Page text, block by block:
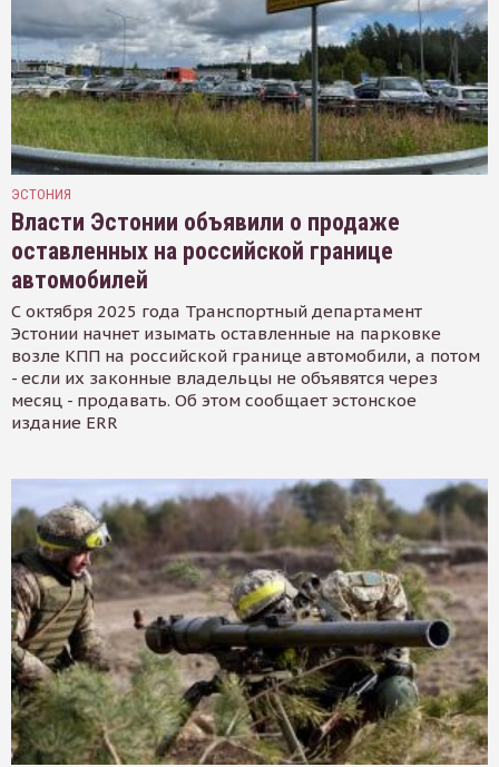
ЭСТОНИЯ
Власти Эстонии объявили о продаже
оставленных на российской границе
автомобилей
С октября 2025 года Транспортный департамент
Эстонии начнет изымать оставленные на парковке
возле КПП на российской границе автомобили, а потом
- если их законные владельцы не объявятся через
месяц - продавать. Об этом сообщает эстонское
издание ERR